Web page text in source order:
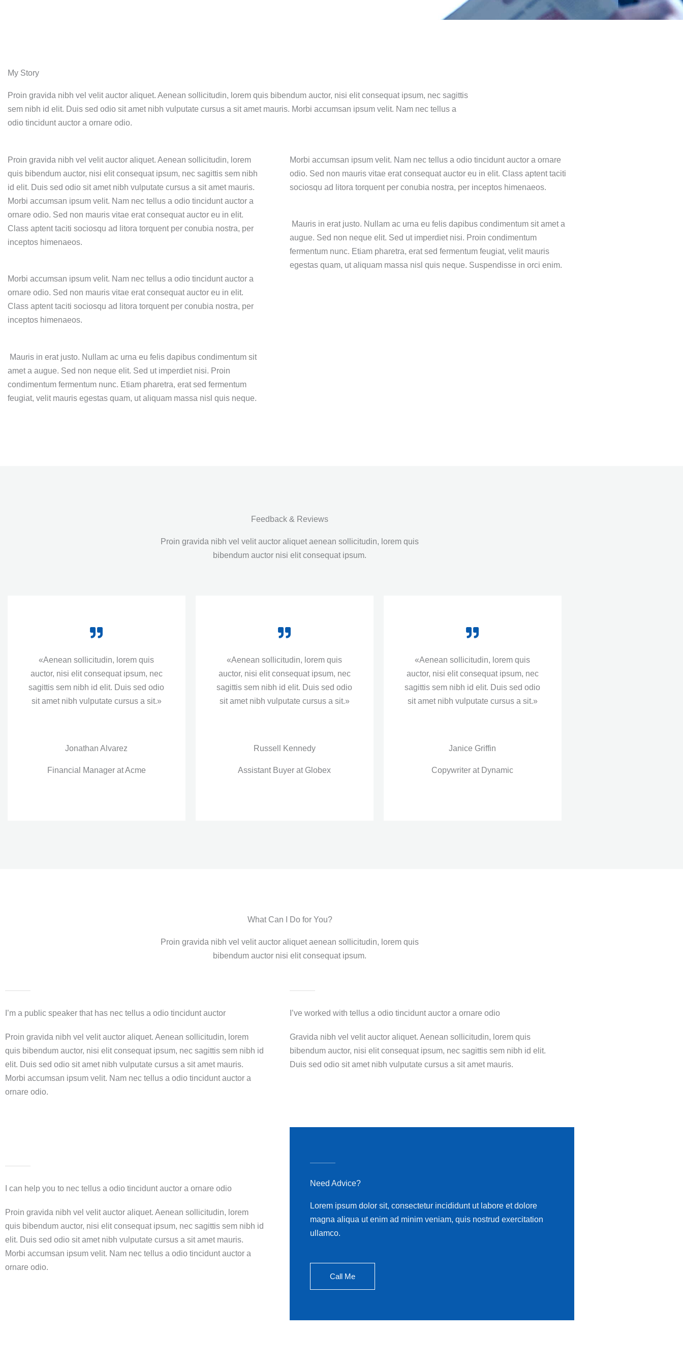
My Story
Proin gravida nibh vel velit auctor aliquet. Aenean sollicitudin, lorem quis bibendum auctor, nisi elit consequat ipsum, nec sagittis
sem nibh id elit. Duis sed odio sit amet nibh vulputate cursus a sit amet mauris. Morbi accumsan ipsum velit. Nam nec tellus a
odio tincidunt auctor a ornare odio.
Proin gravida nibh vel velit auctor aliquet. Aenean sollicitudin, lorem
quis bibendum auctor, nisi elit consequat ipsum, nec sagittis sem nibh
id elit. Duis sed odio sit amet nibh vulputate cursus a sit amet mauris.
Morbi accumsan ipsum velit. Nam nec tellus a odio tincidunt auctor a
ornare odio. Sed non mauris vitae erat consequat auctor eu in elit.
Class aptent taciti sociosqu ad litora torquent per conubia nostra, per
inceptos himenaeos.
Morbi accumsan ipsum velit. Nam nec tellus a odio tincidunt auctor a
ornare odio. Sed non mauris vitae erat consequat auctor eu in elit.
Class aptent taciti sociosqu ad litora torquent per conubia nostra, per
inceptos himenaeos.
Mauris in erat justo. Nullam ac urna eu felis dapibus condimentum sit
amet a augue. Sed non neque elit. Sed ut imperdiet nisi. Proin
condimentum fermentum nunc. Etiam pharetra, erat sed fermentum
feugiat, velit mauris egestas quam, ut aliquam massa nisl quis neque.
Morbi accumsan ipsum velit. Nam nec tellus a odio tincidunt auctor a ornare
odio. Sed non mauris vitae erat consequat auctor eu in elit. Class aptent taciti
sociosqu ad litora torquent per conubia nostra, per inceptos himenaeos.
Mauris in erat justo. Nullam ac urna eu felis dapibus condimentum sit amet a
augue. Sed non neque elit. Sed ut imperdiet nisi. Proin condimentum
fermentum nunc. Etiam pharetra, erat sed fermentum feugiat, velit mauris
egestas quam, ut aliquam massa nisl quis neque. Suspendisse in orci enim.
Feedback & Reviews
Proin gravida nibh vel velit auctor aliquet aenean sollicitudin, lorem quis
bibendum auctor nisi elit consequat ipsum.
«Aenean sollicitudin, lorem quis
auctor, nisi elit consequat ipsum, nec
sagittis sem nibh id elit. Duis sed odio
sit amet nibh vulputate cursus a sit.»
Jonathan Alvarez
Financial Manager at Acme
«Aenean sollicitudin, lorem quis
auctor, nisi elit consequat ipsum, nec
sagittis sem nibh id elit. Duis sed odio
sit amet nibh vulputate cursus a sit.»
Russell Kennedy
Assistant Buyer at Globex
«Aenean sollicitudin, lorem quis
auctor, nisi elit consequat ipsum, nec
sagittis sem nibh id elit. Duis sed odio
sit amet nibh vulputate cursus a sit.»
Janice Griffin
Copywriter at Dynamic
What Can I Do for You?
Proin gravida nibh vel velit auctor aliquet aenean sollicitudin, lorem quis
bibendum auctor nisi elit consequat ipsum.
I’m a public speaker that has nec tellus a odio tincidunt auctor
Proin gravida nibh vel velit auctor aliquet. Aenean sollicitudin, lorem
quis bibendum auctor, nisi elit consequat ipsum, nec sagittis sem nibh id
elit. Duis sed odio sit amet nibh vulputate cursus a sit amet mauris.
Morbi accumsan ipsum velit. Nam nec tellus a odio tincidunt auctor a
ornare odio.
I’ve worked with tellus a odio tincidunt auctor a ornare odio
Gravida nibh vel velit auctor aliquet. Aenean sollicitudin, lorem quis
bibendum auctor, nisi elit consequat ipsum, nec sagittis sem nibh id elit.
Duis sed odio sit amet nibh vulputate cursus a sit amet mauris.
I can help you to nec tellus a odio tincidunt auctor a ornare odio
Proin gravida nibh vel velit auctor aliquet. Aenean sollicitudin, lorem
quis bibendum auctor, nisi elit consequat ipsum, nec sagittis sem nibh id
elit. Duis sed odio sit amet nibh vulputate cursus a sit amet mauris.
Morbi accumsan ipsum velit. Nam nec tellus a odio tincidunt auctor a
ornare odio.
Need Advice?
Lorem ipsum dolor sit, consectetur incididunt ut labore et dolore
magna aliqua ut enim ad minim veniam, quis nostrud exercitation
ullamco.
Call Me